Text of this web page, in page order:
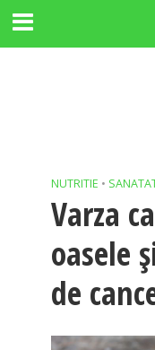
NUTRITIE •
Varza
oasele
de